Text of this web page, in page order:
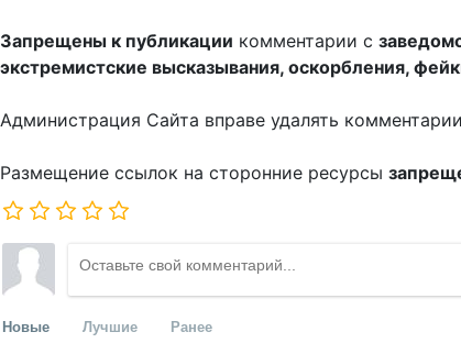
Запрещены к публикации комментарии с
экстремистские высказывания, оскорбления,
Администрация Сайта вправе удалять
Размещение ссылок на сторонние ресурсы
Новые Лучшие Ранее